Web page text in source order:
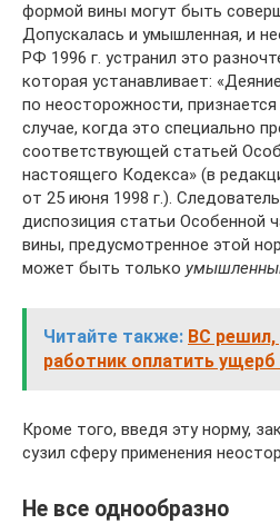
формой вины могут быть
Допускалась и умышленная, и
РФ 1996 г. устранил это
которая устанавливает:
по неосторожности,
случае, когда это специально
соответствующей статьей
настоящего Кодекса» (в
от 25 июня 1998 г.).
диспозиция статьи Особенной
вины, предусмотренное этой
может быть только
Читайте также: ВС
работник оплатить
Кроме того, введя эту норму,
сузил сферу применения
Не все однообразно